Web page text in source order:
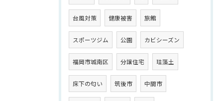
台風対策 健康被害 旅館
スポーツジム 公園 カビシーズン
福岡市城南区 分譲住宅 珪藻土
床下の匂い 筑後市 中間市